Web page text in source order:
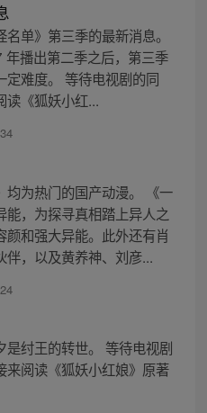
单》第三季的最新消息。
播出第二季之后，第三季
难度。 等待电视剧的同
读《狐妖小红...
均为热门的国产动漫。 《一
能，为探寻真相踏上异人之
和强大异能。此外还有肖
伴，以及黄养神、刘彦...
纣王的转世。 等待电视剧
来阅读《狐妖小红娘》原著